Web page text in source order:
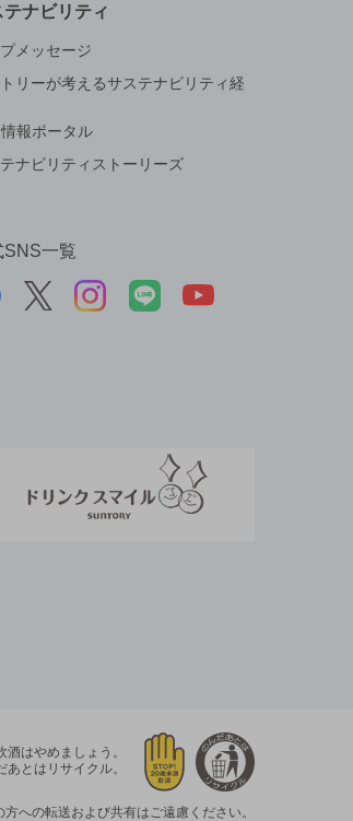
テナビリティ
プメッセージ
リーが考えるサステナビリティ経
報ポータル
ナビリティストーリーズ
SNS一覧
はやめましょう。
あとはリサイクル。
への転送および共有はご遠慮ください。